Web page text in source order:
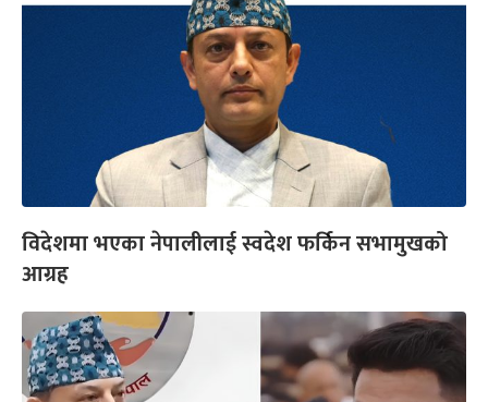
विदेशमा भएका नेपालीलाई स्वदेश फर्किन सभामुखको
आग्रह